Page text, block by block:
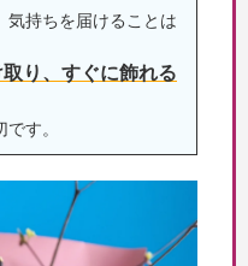
気持ちを届けることは
り、すぐに飾れる
す。